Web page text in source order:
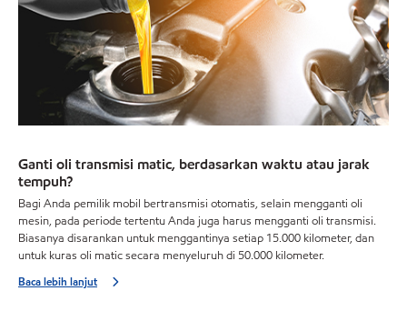
Ganti oli transmisi matic, berdasarkan waktu atau jarak
tempuh?
Bagi Anda pemilik mobil bertransmisi otomatis, selain mengganti oli
mesin, pada periode tertentu Anda juga harus mengganti oli transmisi.
Biasanya disarankan untuk menggantinya setiap 15.000 kilometer, dan
untuk kuras oli matic secara menyeluruh di 50.000 kilometer.
Baca lebih lanjut